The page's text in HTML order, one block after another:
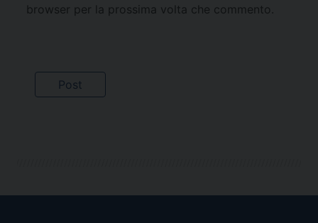
browser per la prossima volta che commento.